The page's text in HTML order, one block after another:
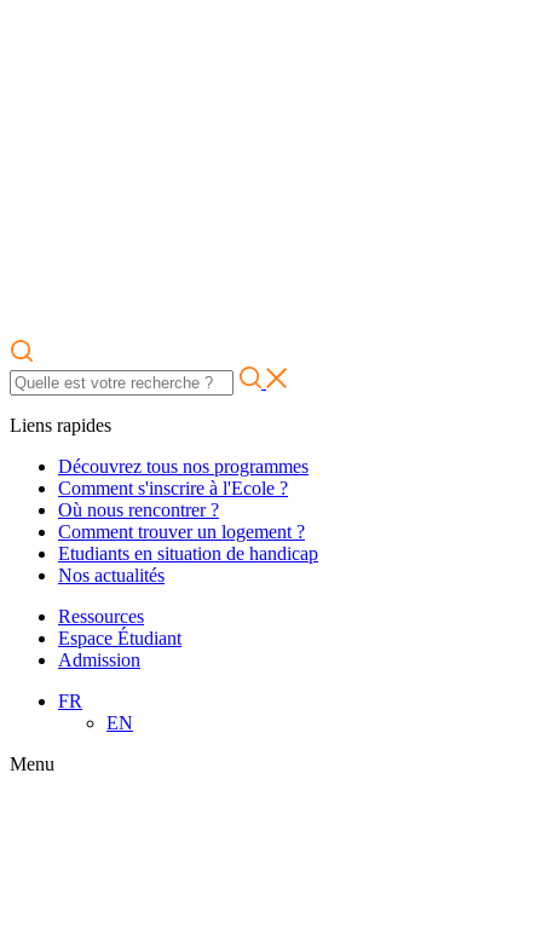
Liens rapides
Découvrez tous nos programmes
Comment s'inscrire à l'Ecole ?
Où nous rencontrer ?
Comment trouver un logement ?
Etudiants en situation de handicap
Nos actualités
Ressources
Espace Étudiant
Admission
FR
EN
Menu